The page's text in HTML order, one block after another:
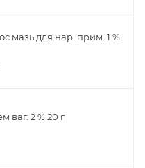
мазь для нар. прим. 1 %
ваг. 2 % 20 г